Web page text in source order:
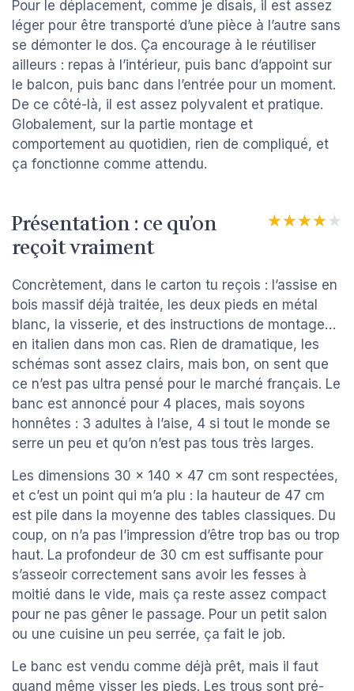
Pour le déplacement, comme je disais, il est assez
léger pour être transporté d’une pièce à l’autre sans
se démonter le dos. Ça encourage à le réutiliser
ailleurs : repas à l’intérieur, puis banc d’appoint sur
le balcon, puis banc dans l’entrée pour un moment.
De ce côté-là, il est assez polyvalent et pratique.
Globalement, sur la partie montage et
comportement au quotidien, rien de compliqué, et
ça fonctionne comme attendu.
Présentation : ce qu’on
reçoit vraiment
★★★★★
★★★★★
Concrètement, dans le carton tu reçois : l’assise en
bois massif déjà traitée, les deux pieds en métal
blanc, la visserie, et des instructions de montage…
en italien dans mon cas. Rien de dramatique, les
schémas sont assez clairs, mais bon, on sent que
ce n’est pas ultra pensé pour le marché français. Le
banc est annoncé pour 4 places, mais soyons
honnêtes : 3 adultes à l’aise, 4 si tout le monde se
serre un peu et qu’on n’est pas tous très larges.
Les dimensions 30 x 140 x 47 cm sont respectées,
et c’est un point qui m’a plu : la hauteur de 47 cm
est pile dans la moyenne des tables classiques. Du
coup, on n’a pas l’impression d’être trop bas ou trop
haut. La profondeur de 30 cm est suffisante pour
s’asseoir correctement sans avoir les fesses à
moitié dans le vide, mais ça reste assez compact
pour ne pas gêner le passage. Pour un petit salon
ou une cuisine un peu serrée, ça fait le job.
Le banc est vendu comme déjà prêt, mais il faut
quand même visser les pieds. Les trous sont pré-